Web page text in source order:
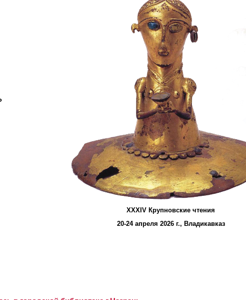
XXXIV Крупновские чтения
20-24апреля 2026 г., Владикавказ